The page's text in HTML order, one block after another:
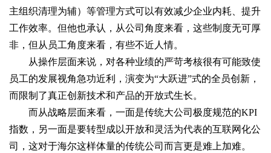
主组织清理为辅）等管理方式可以有效减少企业内耗、提升
工作效率。但他也承认，从公司角度来看，这些制度无可厚
非，但从员工角度来看，有些不近人情。
从操作层面来说，对各种业绩的严苛考核很有可能致使
员工的发展视角急功近利，演变为“大跃进”式的全员创新，
而限制了真正创新技术和产品的开放式生长。
而从战略层面来看，一面是传统大公司极度规范的KPI
指数，另一面是要转型成以开放和灵活为代表的互联网化公
司，这对于海尔这样体量的传统公司而言更是难上加难。